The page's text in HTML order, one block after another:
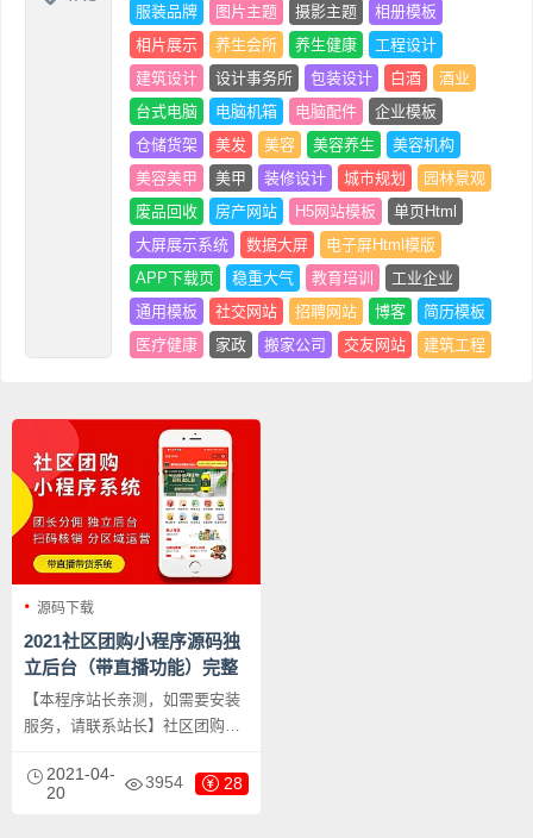
服装品牌
图片主题 摄影主题
相册模板
相片展示
养生会所 养生健康
工程设计
建筑设计
设计事务所 包装设计 白酒
酒业
台式电脑
电脑机箱 电脑配件
企业模板
仓储货架
美发 美容 美容养生
美容机构
美容美甲
美甲 装修设计 城市规划
园林景观
废品回收
房产网站 H5网站模板
单页Html
大屏展示系统
数据大屏
电子屏Html模版
APP下载页
稳重大气 教育培训
工业企业
通用模板
社交网站 招聘网站 博客
简历模板
医疗健康
家政 搬家公司 交友网站 建筑工程
源码下载
2021社区团购小程序源码独
立后台（带直播功能）完整
运营版
【本程序站长亲测，如需要安装
服务，请联系站长】社区团购是
源，形成商空集中化管理运营的
预售+团购的社区商业模式，主
2021-04-
20
3954 28